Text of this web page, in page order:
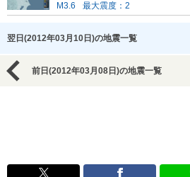
M3.6
最大震度：2
翌日(2012年03月10日)の地震一覧
前日(2012年03月08日)の地震一覧